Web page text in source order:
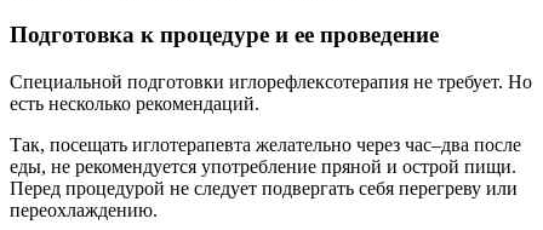
Подготовка к процедуре и ее проведение
Специальной подготовки иглорефлексотерапия не требует. Но
есть несколько рекомендаций.
Так, посещать иглотерапевта желательно через час–два после
еды, не рекомендуется употребление пряной и острой пищи.
Перед процедурой не следует подвергать себя перегреву или
переохлаждению.